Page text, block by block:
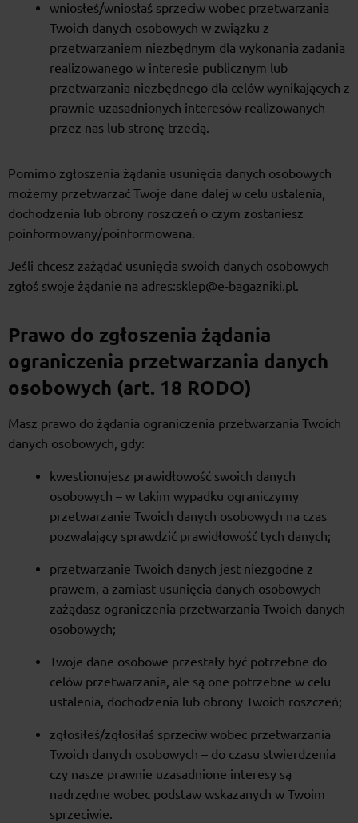
wniosłeś/wniosłaś sprzeciw wobec przetwarzania
Twoich danych osobowych w związku z
przetwarzaniem niezbędnym dla wykonania zadania
realizowanego w interesie publicznym lub
przetwarzania niezbędnego dla celów wynikających z
prawnie uzasadnionych interesów realizowanych
przez nas lub stronę trzecią.
Pomimo zgłoszenia żądania usunięcia danych osobowych
możemy przetwarzać Twoje dane dalej w celu ustalenia,
dochodzenia lub obrony roszczeń o czym zostaniesz
poinformowany/poinformowana.
Jeśli chcesz zażądać usunięcia swoich danych osobowych
zgłoś swoje żądanie na adres:sklep@e-bagazniki.pl.
Prawo do zgłoszenia żądania
ograniczenia przetwarzania danych
osobowych (art. 18 RODO)
Masz prawo do żądania ograniczenia przetwarzania Twoich
danych osobowych, gdy:
kwestionujesz prawidłowość swoich danych
osobowych – w takim wypadku ograniczymy
przetwarzanie Twoich danych osobowych na czas
pozwalający sprawdzić prawidłowość tych danych;
przetwarzanie Twoich danych jest niezgodne z
prawem, a zamiast usunięcia danych osobowych
zażądasz ograniczenia przetwarzania Twoich danych
osobowych;
Twoje dane osobowe przestały być potrzebne do
celów przetwarzania, ale są one potrzebne w celu
ustalenia, dochodzenia lub obrony Twoich roszczeń;
zgłosiłeś/zgłosiłaś sprzeciw wobec przetwarzania
Twoich danych osobowych – do czasu stwierdzenia
czy nasze prawnie uzasadnione interesy są
nadrzędne wobec podstaw wskazanych w Twoim
sprzeciwie.